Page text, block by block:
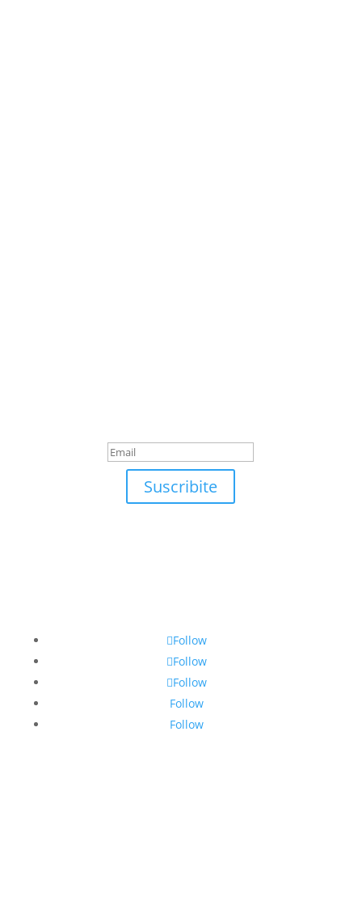
Suscribite
Follow
Follow
Follow
Follow
Follow